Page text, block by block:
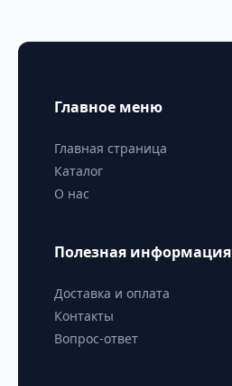
Главное меню
Главная страница
Каталог
О нас
Полезная информация
Доставка и оплата
Контакты
Вопрос-ответ